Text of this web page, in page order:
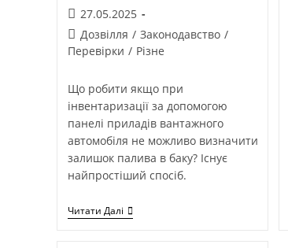
27.05.2025
Дозвілля / Законодавство /
Перевірки / Різне
Що робити якщо при
інвентаризації за допомогою
панелі приладів вантажного
автомобіля не можливо визначити
залишок палива в баку? Існує
найпростіший спосіб.
Читати Далі